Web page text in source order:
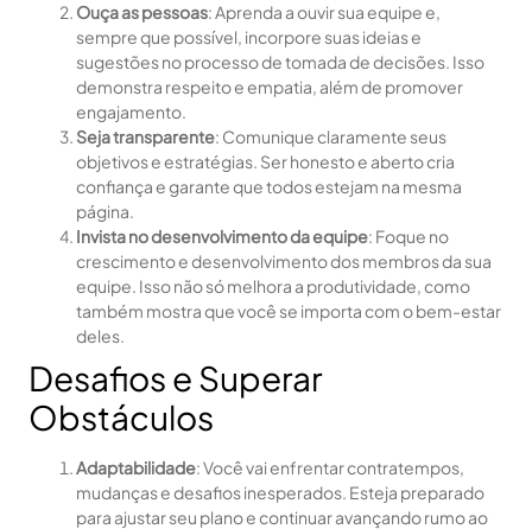
Ouça as pessoas: Aprenda a ouvir sua equipe e,
sempre que possível, incorpore suas ideias e
sugestões no processo de tomada de decisões. Isso
demonstra respeito e empatia, além de promover
engajamento.
Seja transparente: Comunique claramente seus
objetivos e estratégias. Ser honesto e aberto cria
confiança e garante que todos estejam na mesma
página.
Invista no desenvolvimento da equipe: Foque no
crescimento e desenvolvimento dos membros da sua
equipe. Isso não só melhora a produtividade, como
também mostra que você se importa com o bem-estar
deles.
Desafios e Superar
Obstáculos
Adaptabilidade: Você vai enfrentar contratempos,
mudanças e desafios inesperados. Esteja preparado
para ajustar seu plano e continuar avançando rumo ao